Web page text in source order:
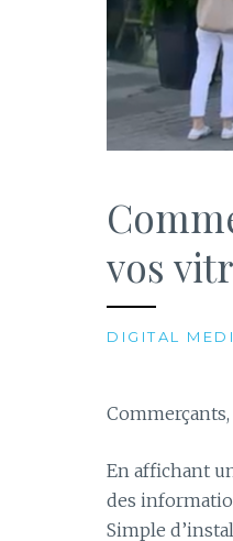
vos
DIGITAL
En affichant
des
Simple